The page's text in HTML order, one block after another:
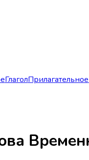
ГлаголПрилагательное